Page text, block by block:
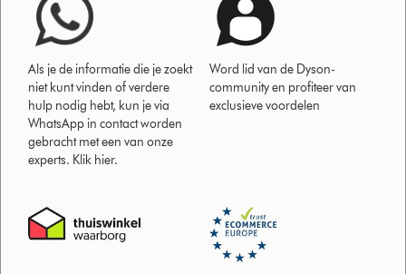
Als je de informatie die je zoekt
niet kunt vinden of verdere
hulp nodig hebt, kun je via
WhatsApp in contact worden
gebracht met een van onze
experts. Klik hier.
Word lid van de Dyson-
community en profiteer van
exclusieve voordelen